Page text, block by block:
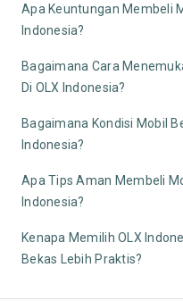
Apa Keuntungan Membeli
Indonesia?
Bagaimana Cara
Di OLX Indonesia?
Bagaimana Kondisi Mobil
Indonesia?
Apa Tips Aman Membeli
Indonesia?
Kenapa Memilih OLX
Bekas Lebih Praktis?